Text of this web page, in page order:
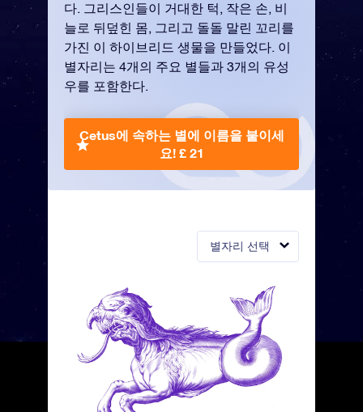
별자리 선택
다. 그리스인들이 거대한 턱, 작은 손, 비
늘로 뒤덮힌 몸, 그리고 돌돌 말린 꼬리를
가진 이 하이브리드 생물을 만들었다. 이
별자리는 4개의 주요 별들과 3개의 유성
우를 포함한다.
Cetus에 속하는 별에 이름을 붙이세
요! £ 21